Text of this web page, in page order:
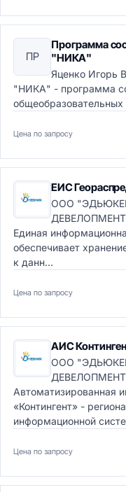
ПР
Программа
"НИКА"
Яценко Игорь
"НИКА" - программа
Цена по запросу
ЕИС
ООО
Единая
обеспечивает
к данн...
Цена по запросу
АИС
ООО
Автоматизированная
«Контингент» -
информационной
Цена по запросу